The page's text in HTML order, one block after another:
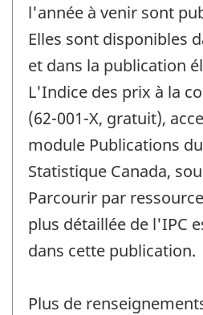
l'année à venir sont
Elles sont disponibles
et dans la publication
L'Indice des prix à la
(62-001-X, gratuit),
module Publications
Statistique Canada,
Parcourir par
plus détaillée de l'IPC
dans cette publication.
Plus de